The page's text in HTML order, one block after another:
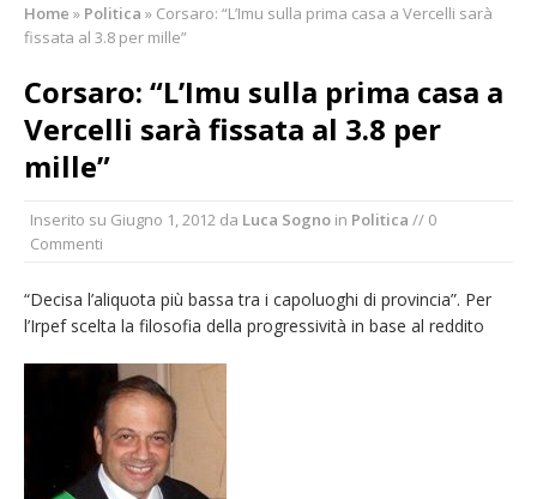
Ringraziamento: convegno, messa e
Estate di sagre anche per i mezzi storici della
collezione della Fondazione Marazzato
dell’Asl. Il Comune: «Misura precauzionale e
La Pro verso l’avvio della Stagione
La Regione stanzia oltre 38mila euro per il
carnevale di Santhià. La soddisfazione della
Pro Loco
Dieci anni fa l’ingresso a Vercelli
dell’arcivescovo mons. Marco Arnolfo
Home » Politica » Corsaro: “L’Imu sulla prima casa a Vercelli sarà
fissata al 3.8 per mille”
Corsaro: “L’Imu sulla prima casa a
Vercelli sarà fissata al 3.8 per
mille”
Inserito su Giugno 1, 2012 da Luca Sogno in Politica // 0
Commenti
“Decisa l’aliquota più bassa tra i capoluoghi di provincia”. Per
l’Irpef scelta la filosofia della progressività in base al reddito